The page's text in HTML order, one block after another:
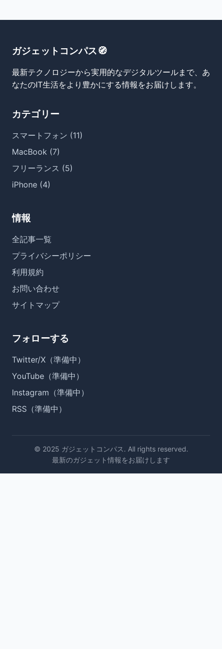
ガジェットコンパス🧭
最新テクノロジーから実用的なデジタルツールまで、あ
なたのIT生活をより豊かにする情報をお届けします。
カテゴリー
スマートフォン (11)
MacBook (7)
フリーランス (5)
iPhone (4)
情報
全記事一覧
プライバシーポリシー
利用規約
お問い合わせ
サイトマップ
フォローする
Twitter/X（準備中）
YouTube（準備中）
Instagram（準備中）
RSS（準備中）
© 2025 ガジェットコンパス. All rights reserved.
最新のガジェット情報をお届けします